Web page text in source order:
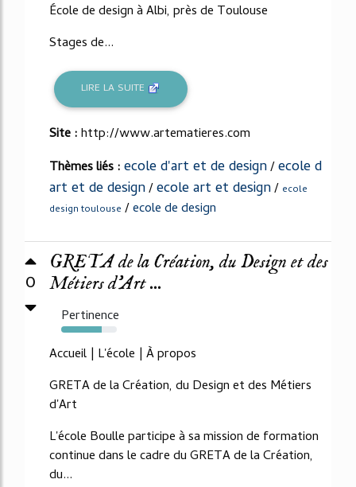
École de design à Albi, près de Toulouse
Stages de...
LIRE LA SUITE
Site :http://www.artematieres.com
Thèmes liés :ecole d'art et de design/ecole d
art et de design/ecole art et design/ ecole
design toulouse /ecole de design
0
GRETA de la Création, du Design et des
Métiers d’Art ...
Pertinence
73%
Accueil | L'école | À propos
GRETA de la Création, du Design et des Métiers
d'Art
L'école Boulle participe à sa mission de formation
continue dans le cadre du GRETA de la Création,
du...